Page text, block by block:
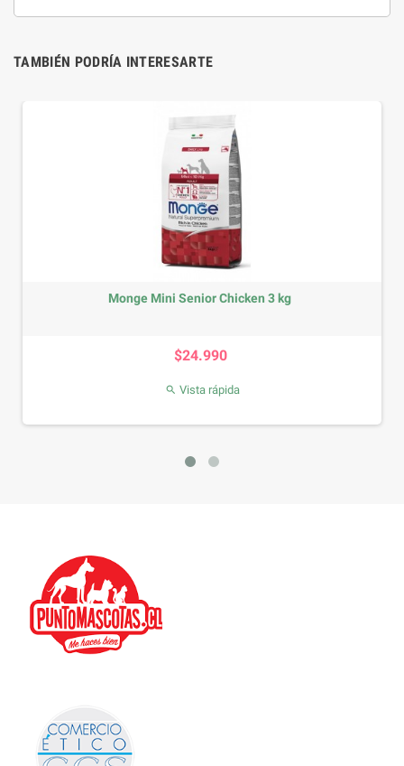
TAMBIÉN PODRÍA INTERESARTE
Monge Mini Senior Chicken 3 kg
$24.990
 Vista rápida